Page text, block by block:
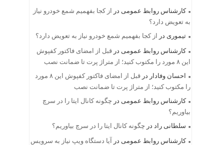
کارشناس روابط عمومی در
از کجا بفهمیم شمع خودرو نیاز
به تعویض دارد؟
تیموری در
از کجا بفهمیم شمع خودرو نیاز به تعویض دارد؟
کارشناس روابط عمومی در قبل از امضای فاکتور کفپوش
این ۸ مورد را مکتوب کنید؛ از متراژ پرت تا ضمانت نصب
احسان وفادار در
قبل از امضای فاکتور کفپوش این ۸ مورد
را مکتوب کنید؛ از متراژ پرت تا ضمانت نصب
کارشناس روابط عمومی در چگونه کانال ایتا را در سرچ
بیاوریم؟
سلطانی راد در چگونه کانال ایتا را در سرچ بیاوریم؟
کارشناس روابط عمومی در
آیا دستگاه ویپ نیاز به سرویس